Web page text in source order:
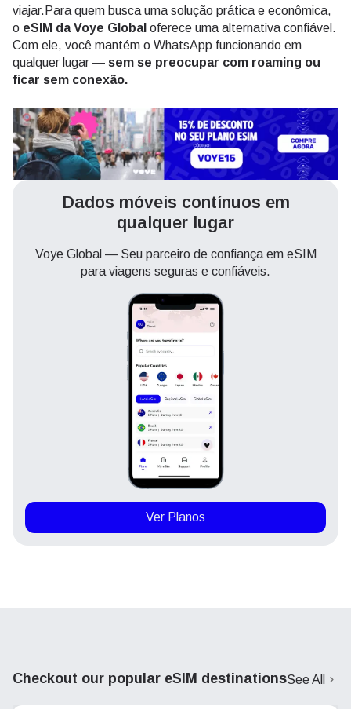
viajar.Para quem busca uma solução prática e econômica,
o eSIM da Voye Global oferece uma alternativa confiável.
Com ele, você mantém o WhatsApp funcionando em
qualquer lugar — sem se preocupar com roaming ou
ficar sem conexão.
Dados móveis contínuos em
qualquer lugar
Voye Global — Seu parceiro de confiança em eSIM
para viagens seguras e confiáveis.
Ver Planos
Checkout our popular eSIM destinationsSee All